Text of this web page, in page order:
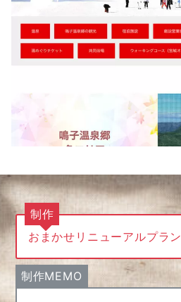
制作
おまかせリニューアルプラン
制作MEMO